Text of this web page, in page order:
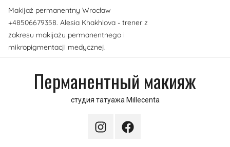
Перейти
содержимому
Makijaż permanentny Wrocław
+48506679358. Alesia Khakhlova - trener z
zakresu makijażu permanentnego i
mikropigmentacji medycznej.
Перманентный макияж
студия татуажа Millecenta
InstagramFacebook